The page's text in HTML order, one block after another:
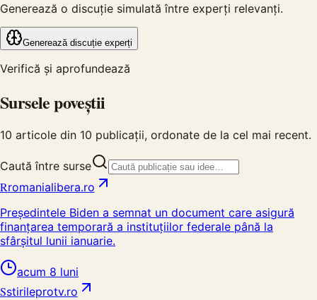
Generează o discuție simulată între experți relevanți.
Generează discuție experți
Verifică și aprofundează
Sursele poveștii
10 articole din 10 publicații, ordonate de la cel mai recent.
Caută între surse
Rromanialibera.ro
Președintele Biden a semnat un document care asigură
finanțarea temporară a instituțiilor federale până la
sfârșitul lunii ianuarie.
acum 8 luni
Sstirileprotv.ro